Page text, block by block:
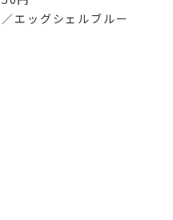
エッグシェルブルー